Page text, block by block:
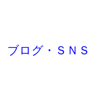
ブログ・ＳＮ